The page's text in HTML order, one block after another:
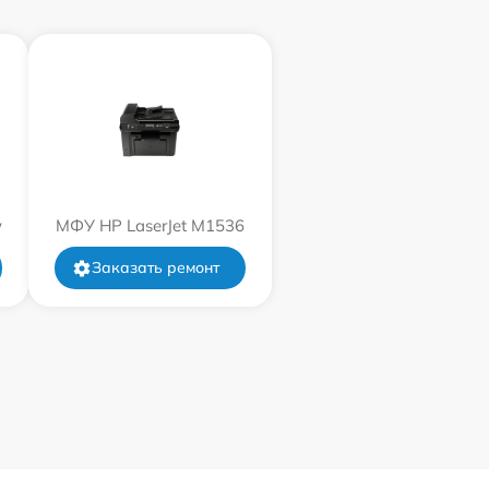
МФУ HP LaserJet M1536
Заказать ремонт